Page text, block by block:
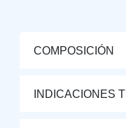
COMPOSICIÓN
INDICACIONES